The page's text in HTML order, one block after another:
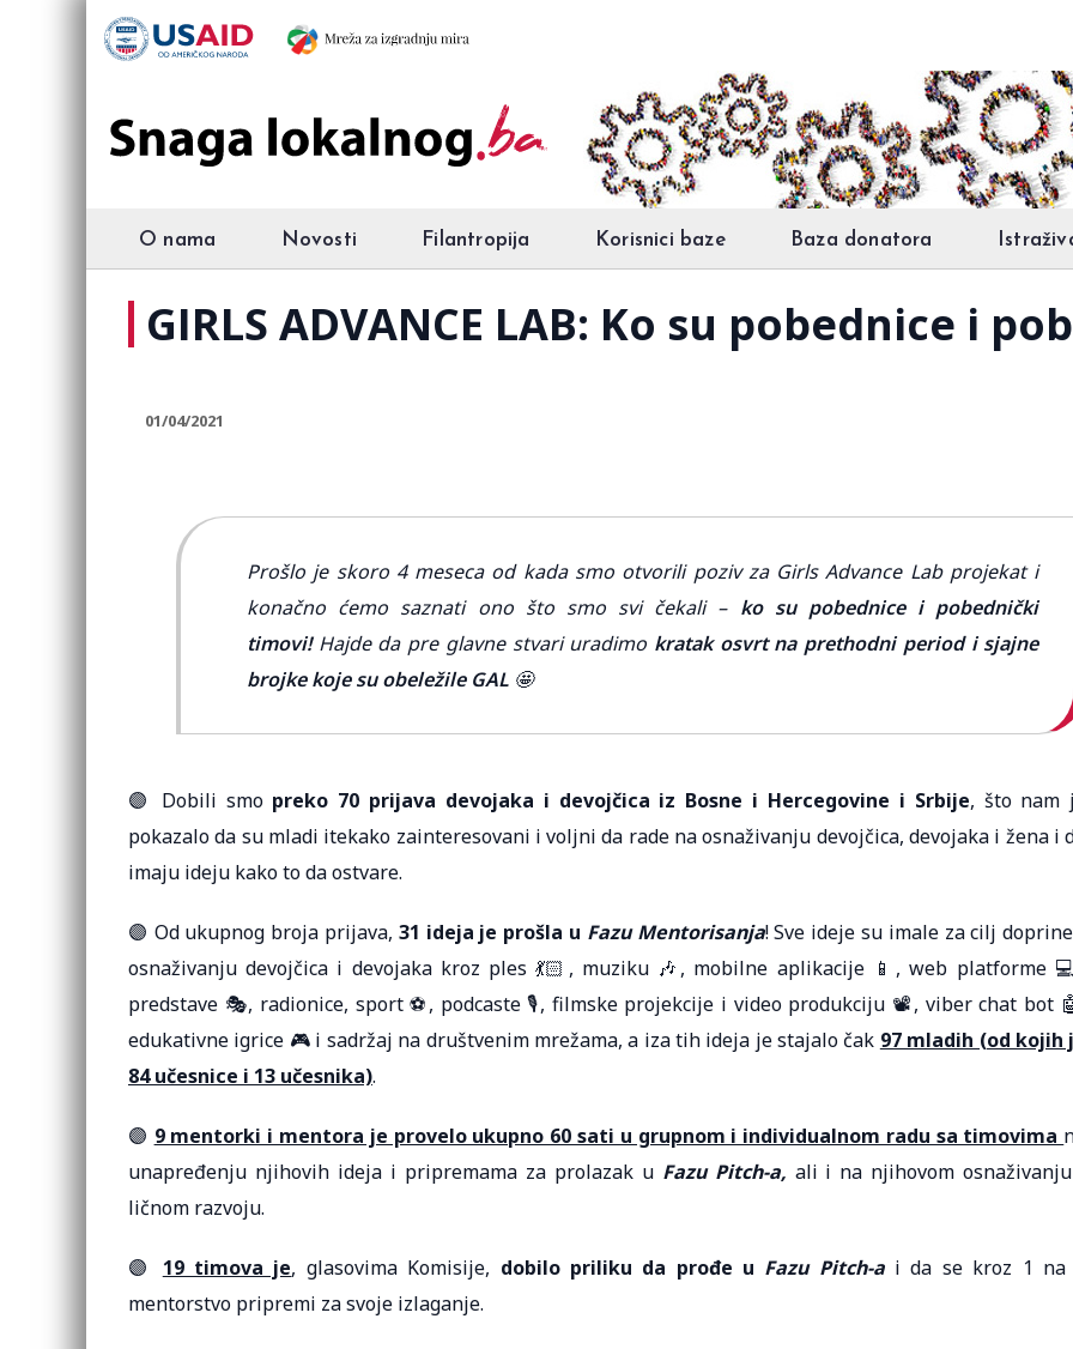
O nama Novosti Filantropija Korisnici baze Baza donatora
GIRLS ADVANCE LAB: Ko su pobednice i
01/04/2021
Prošlo je skoro 4 meseca od kada smo otvorili poziv za Girls Advance Lab projekat i
konačno ćemo saznati ono što smo svi čekali – ko su pobednice i pobednički
timovi! Hajde da pre glavne stvari uradimo kratak osvrt na prethodni period i sjajne
brojke koje su obeležile GAL 🤩
🟣 Dobili smo preko 70 prijava devojaka i devojčica iz Bosne i Hercegovine i Srbije, što nam
pokazalo da su mladi itekako zainteresovani i voljni da rade na osnaživanju devojčica, devojaka i žena i
imaju ideju kako to da ostvare.
🟣 Od ukupnog broja prijava, 31 ideja je prošla u Fazu Mentorisanja! Sve ideje su imale za cilj
osnaživanju devojčica i devojaka kroz ples 💃🏻, muziku 🎶, mobilne aplikacije 📱, web platforme
predstave 🎭, radionice, sport ⚽, podcaste 🎙️, filmske projekcije i video produkciju 📽️, viber chat bot
edukativne igrice 🎮 i sadržaj na društvenim mrežama, a iza tih ideja je stajalo čak 97 mladih (od kojih
84 učesnice i 13 učesnika).
🟣 9 mentorki i mentora je provelo ukupno 60 sati u grupnom i individualnom radu sa timovima
unapređenju njihovih ideja i pripremama za prolazak u Fazu Pitch-a, ali i na njihovom
ličnom razvoju.
🟣 19 timova je, glasovima Komisije, dobilo priliku da prođe u Fazu Pitch-ai da se kroz 1 na
mentorstvo pripremi za svoje izlaganje.